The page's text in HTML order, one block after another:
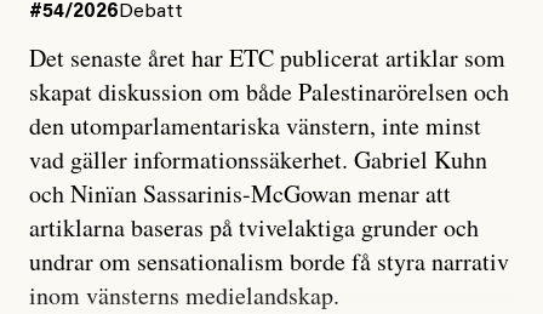
#54/2026 Debatt
Det senaste året har ETC publicerat artiklar som
skapat diskussion om både Palestinarörelsen och
den utomparlamentariska vänstern, inte minst
vad gäller informationssäkerhet. Gabriel Kuhn
och Ninïan Sassarinis-McGowan menar att
artiklarna baseras på tvivelaktiga grunder och
undrar om sensationalism borde få styra narrativ
inom vänsterns medielandskap.